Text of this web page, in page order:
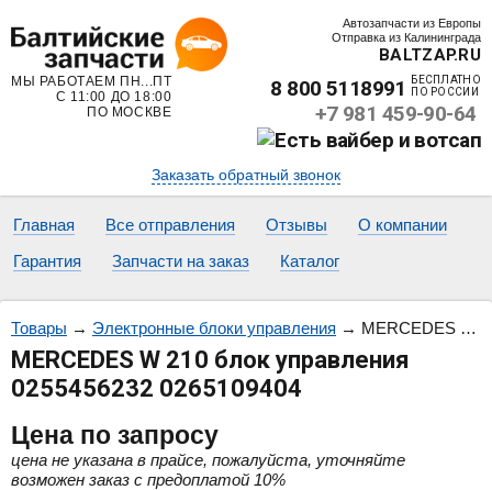
Автозапчасти из Европы
Отправка из Калининграда
BALTZAP.RU
МЫ РАБОТАЕМ ПН...ПТ
С 11:00 ДО 18:00
ПО МОСКВЕ
8 800 5118991
БЕСПЛАТНО
ПО РОССИИ
+7 981 459-90-64
Заказать обратный звонок
Главная Все отправления Отзывы
О компании
Гарантия
Запчасти на заказ Каталог
Товары → Электронные блоки управления → MERCEDES W 210 блок управления 0255456232 0265109404
MERCEDES W 210 блок управления
0255456232 0265109404
Цена по запросу
цена не указана в прайсе, пожалуйста, уточняйте
возможен заказ с предоплатой 10%